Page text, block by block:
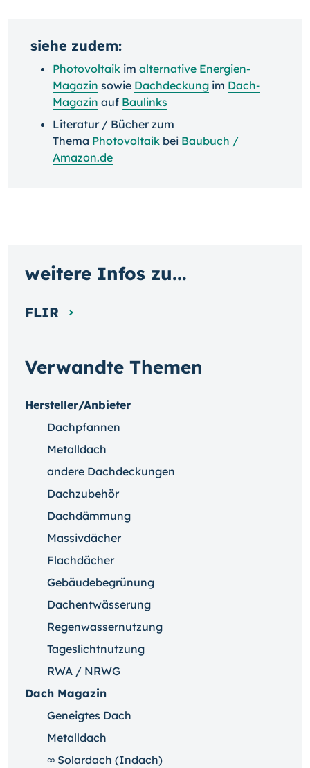
siehe zudem:
Photovoltaik im alternative Energien-
Magazin sowie Dachdeckung im Dach-
Magazin auf Baulinks
Literatur / Bücher zum
Thema Photovoltaik bei Baubuch /
Amazon.de
Verwandte Themen
Hersteller/Anbieter
Dachpfannen
Metalldach
andere Dachdeckungen
Dachzubehör
Dachdämmung
Massivdächer
Flachdächer
Gebäudebegrünung
Dachentwässerung
Regenwassernutzung
Tageslichtnutzung
RWA / NRWG
Dach Magazin
Geneigtes Dach
Metalldach
∞ Solardach (Indach)
weitere Infos zu...
FLIR